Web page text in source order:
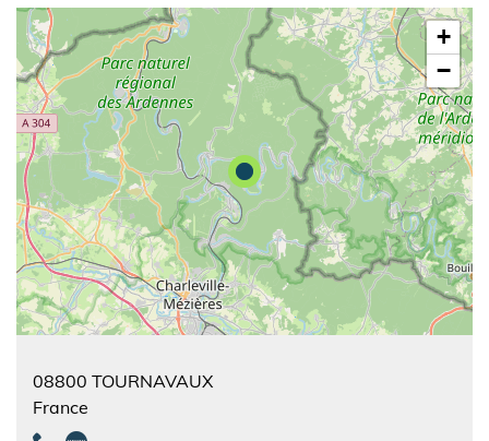
+
−
08800 TOURNAVAUX
France